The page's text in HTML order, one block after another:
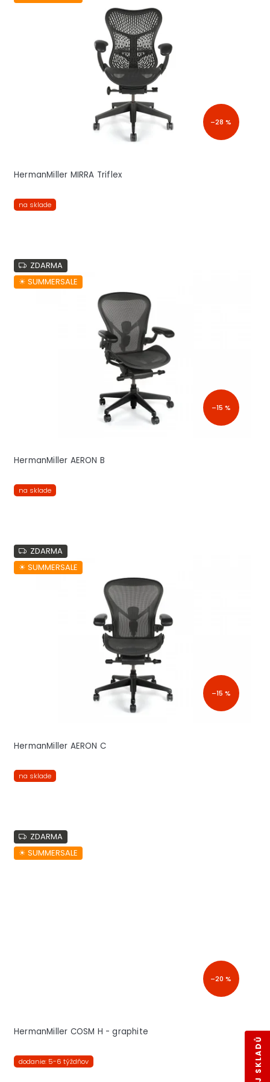
–28 %
HermanMiller MIRRA Triflex
na sklade
ZDARMA
☀︎ SUMMERSALE
–15 %
HermanMiller AERON B
na sklade
ZDARMA
☀︎ SUMMERSALE
–15 %
HermanMiller AERON C
na sklade
ZDARMA
☀︎ SUMMERSALE
–20 %
HermanMiller COSM H - graphite
dodanie: 5-6 týždňov